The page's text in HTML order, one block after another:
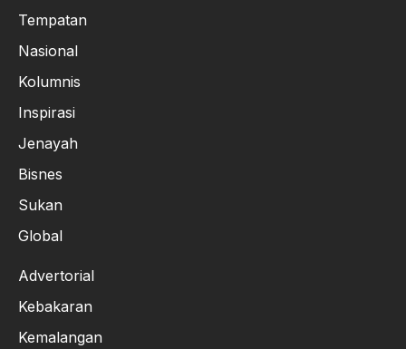
Tempatan
Nasional
Kolumnis
Inspirasi
Jenayah
Bisnes
Sukan
Global
Advertorial
Kebakaran
Kemalangan